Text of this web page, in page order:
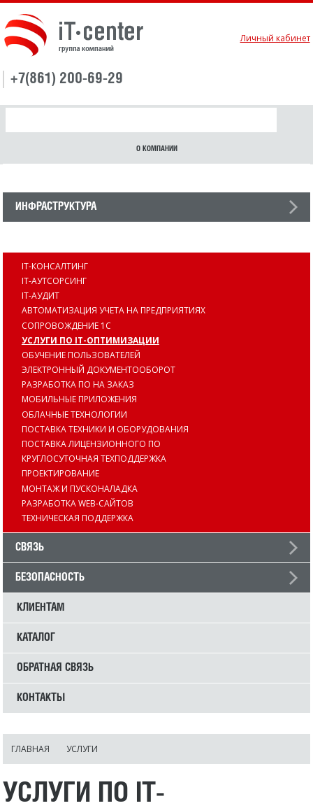
Личный кабинет
+7(861) 200-69-29
О КОМПАНИИ
ИНФРАСТРУКТУРА
IT-КОНСАЛТИНГ
IT-АУТСОРСИНГ
IT-АУДИТ
АВТОМАТИЗАЦИЯ УЧЕТА НА ПРЕДПРИЯТИЯХ
СОПРОВОЖДЕНИЕ 1С
УСЛУГИ ПО IT-ОПТИМИЗАЦИИ
ОБУЧЕНИЕ ПОЛЬЗОВАТЕЛЕЙ
ЭЛЕКТРОННЫЙ ДОКУМЕНТООБОРОТ
РАЗРАБОТКА ПО НА ЗАКАЗ
МОБИЛЬНЫЕ ПРИЛОЖЕНИЯ
ОБЛАЧНЫЕ ТЕХНОЛОГИИ
ПОСТАВКА ТЕХНИКИ И ОБОРУДОВАНИЯ
ПОСТАВКА ЛИЦЕНЗИОННОГО ПО
КРУГЛОСУТОЧНАЯ ТЕХПОДДЕРЖКА
ПРОЕКТИРОВАНИЕ
МОНТАЖ И ПУСКОНАЛАДКА
РАЗРАБОТКА WEB-САЙТОВ
ТЕХНИЧЕСКАЯ ПОДДЕРЖКА
СВЯЗЬ
БЕЗОПАСНОСТЬ
КЛИЕНТАМ
КАТАЛОГ
ОБРАТНАЯ СВЯЗЬ
КОНТАКТЫ
ГЛАВНАЯ УСЛУГИ
УСЛУГИ ПО IT-